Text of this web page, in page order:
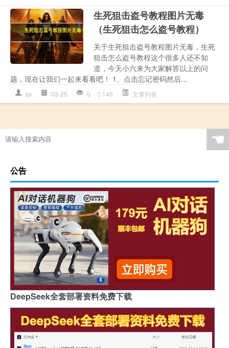
生死狙击盗号教程图片无毒
（生死狙击怎么盗号教程）
关于生死狙击盗号教程图片无毒，生死
狙击怎么盗号教程这个很多人还不知
道，今天小六来为大家解答以上的问
题，现在让我们一起来看看吧！ 1、点击忘记密码然后...
ss 03-25 0 149 文章列表
☚
公告
DeepSeek全套部署资料免费下载